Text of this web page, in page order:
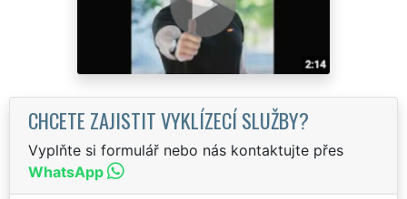
CHCETE ZAJISTIT VYKLÍZECÍ SLUŽBY?
Vyplňte si formulář nebo nás kontaktujte přes
WhatsApp